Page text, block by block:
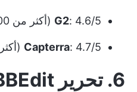
G2: 4.6/5 (أكثر من 700 تقييم)
Capterra: 4.7/5 (أكثر من 300 تقييم)
6. تحرير BBEdit